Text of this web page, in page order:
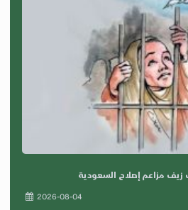
زيف مزاعم إصلاح السعودية
2026-08-04